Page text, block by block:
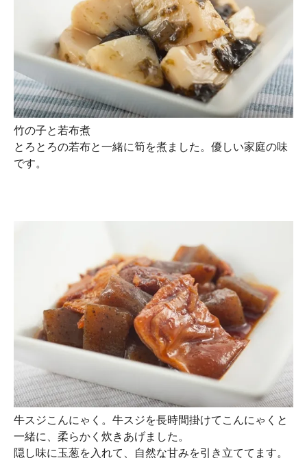
竹の子と若布煮
とろとろの若布と一緒に筍を煮ました。優しい家庭の味
です。
牛スジこんにゃく。牛スジを長時間掛けてこんにゃくと
一緒に、柔らかく炊きあげました。
隠し味に玉葱を入れて、自然な甘みを引き立ててます。